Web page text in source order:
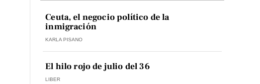
Ceuta, el negocio político de la
inmigración
KARLA PISANO
El hilo rojo de julio del 36
LIBER